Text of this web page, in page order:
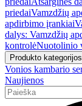
priedaiVamzdžių
apdirbimo įrankiai
dalys: Vamzdžių
kontrolėNuotolinio
Produkto kategorijos
Vonios kambario
Naujienos